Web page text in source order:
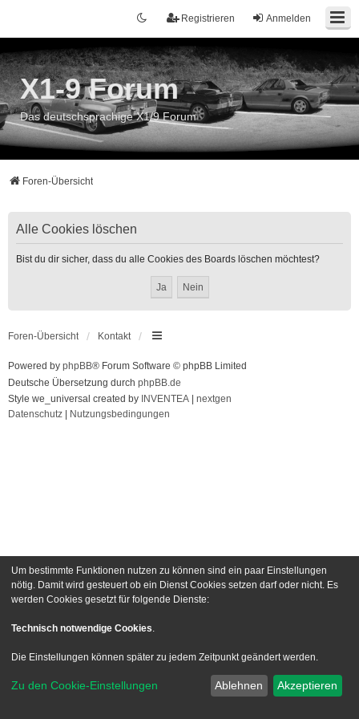
Anmelden
Registrieren
X1-9 Forum
Das deutschsprachige X1/9 Forum
Foren-Übersicht
Alle Cookies löschen
Bist du dir sicher, dass du alle Cookies des Boards löschen möchtest?
Foren-Übersicht Kontakt
Powered by phpBB® Forum Software © phpBB Limited
Deutsche Übersetzung durch phpBB.de
Style we_universal created by INVENTEA
nextgen
Datenschutz
Nutzungsbedingungen
Um bestimmte Funktionen nutzen zu können sind ein paar Einstellungen
nötig. Damit wird gesteuert ob ein Dienst Cookies setzen darf oder nicht. Es
werden Cookies gesetzt für folgende Dienste:
Technisch notwendige Cookies.
Die Einstellungen können später zu jedem Zeitpunkt geändert werden.
Zu den Cookie-Einstellungen Ablehnen Akzeptieren